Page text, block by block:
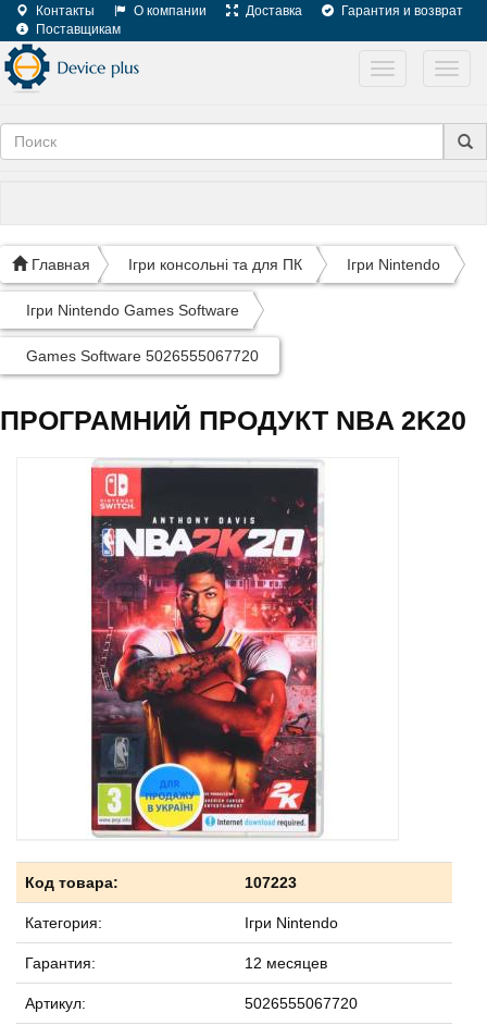
Контакты О компании Доставка
Гарантия и возврат
Поставщикам
Toggle
Главная Ігри консольні та для ПК Ігри Nintendo
Ігри Nintendo Games Software
Games Software 5026555067720
ПРОГРАМНИЙ ПРОДУКТ NBA 2K20
Код товара: 107223
Категория: Ігри Nintendo
Гарантия: 12 месяцев
Артикул: 5026555067720